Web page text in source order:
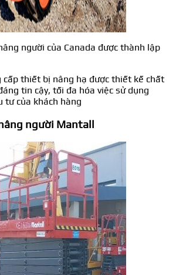
người của Canada được thành lập
cấp thiết bị nâng hạ được thiết kế chất
tin cậy, tối đa hóa việc sử dụng
tư của khách hàng
người Mantall